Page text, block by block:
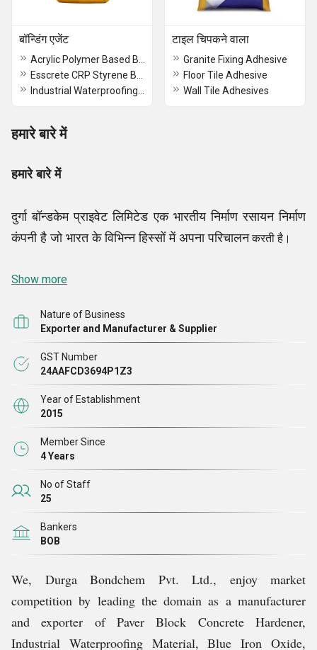
बॉन्डिंग एजेंट टाइल चिपकने वाला
Granite Fixing Adhesive
Floor Tile Adhesive
Wall Tile Adhesives
हमारे बारे में
हमारे बारे में
दुर्गा बॉन्डकेम प्राइवेट लिमिटेड एक भारतीय निर्माण रसायन निर्माण
कंपनी है जो भारत के विभिन्न हिस्सों में अपना परिचालनकरती है।
वडोदरा, भारत में हमारा कॉर्पोरेट कार्यालय है। हम निर्माण रसायनों
करके विशेष निर्माण रसायन उद्योग को कुल लागत प्रभावी समाधान
और विश्व स्तरीय सेवाएं भी प्रदान कर रहे हैं। निरंतर अनुसंधान
और प्रयासों के साथ दुर्गा बॉन्डकेम प्राइवेट लिमिटेड
विकसित किए हैं और इसके परिणामस्वरूप सिविल इंजीनियरिंग उद्योग
में कई उत्पाद पेशकिए हैं।
हमारे उत्पाद
कंक्रीट का मिश्रण
सतह का उपचार
पहले से पैक किया हुआ कंक्रीट और मोर्टार
वॉटरप्रूफिंग सिस्टम
कंक्रीट की मरम्मत
सुरक्षात्मक कोटिंग, सीलेंट्स
फ़्लोरिंग सिस्टम
हाइवे रिपेयर्स
Show more
Nature of Business
Exporter and Manufacturer & Supplier
GST Number
24AAFCD3694P1Z3
Year of Establishment
2015
Member Since
4 Years
No of Staff
25
Bankers
BOB
We, Durga Bondchem Pvt. Ltd., enjoy market
competition by leading the domain as a manufacturer
and exporter of Paver Block Concrete Hardener,
Industrial Waterproofing Material, Blue Iron Oxide,